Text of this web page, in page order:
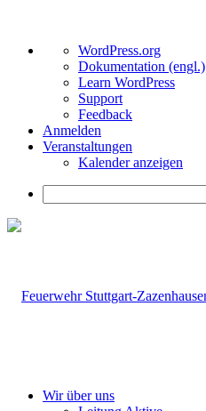
Über
WordPress
WordPress.org
Dokumentation (engl.)
Learn WordPress
Support
Feedback
Anmelden
Veranstaltungen
Kalender anzeigen
Wir über uns